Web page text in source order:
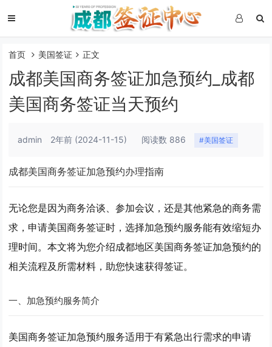
首页 美国签证 正文
成都美国商务签证加急预约_成都
美国商务签证当天预约
admin 2年前 (2024-11-15) 阅读数 886 #美国签证
成都美国商务签证加急预约办理指南
无论您是因为商务洽谈、参加会议，还是其他紧急的商务需
求，申请美国商务签证时，选择加急预约服务能有效缩短办
理时间。本文将为您介绍成都地区美国商务签证加急预约的
相关流程及所需材料，助您快速获得签证。
一、加急预约服务简介
美国商务签证加急预约服务适用于有紧急出行需求的申请